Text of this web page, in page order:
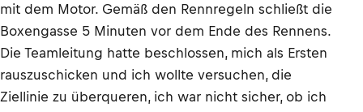
mit dem Motor. Gemäß den Rennregeln schließt die
Boxengasse 5 Minuten vor dem Ende des Rennens.
Die Teamleitung hatte beschlossen, mich als Ersten
rauszuschicken und ich wollte versuchen, die
Ziellinie zu überqueren, ich war nicht sicher, ob ich